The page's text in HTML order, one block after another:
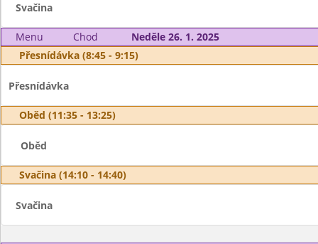
Svačina
Menu Chod
Neděle 26. 1. 2025
Přesnídávka (8:45 - 9:15)
Přesnídávka
Oběd (11:35 - 13:25)
Oběd
Svačina (14:10 - 14:40)
Svačina